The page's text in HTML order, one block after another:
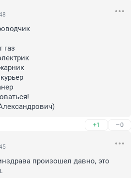
газ
+1 –0
произошел давно, это